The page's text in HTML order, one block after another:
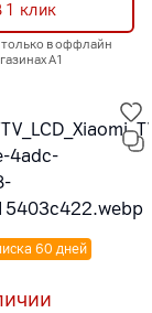
1 клик
в оффлайн
А1
60 дней